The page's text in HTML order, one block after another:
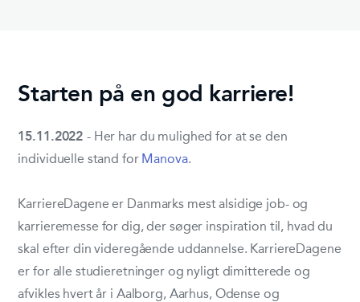
Starten på en god karriere!
15.11.2022 - Her har du mulighed for at se den
individuelle stand for Manova.
KarriereDagene er Danmarks mest alsidige job- og
karrieremesse for dig, der søger inspiration til, hvad du
skal efter din videregående uddannelse. KarriereDagene
er for alle studieretninger og nyligt dimitterede og
afvikles hvert år i Aalborg, Aarhus, Odense og